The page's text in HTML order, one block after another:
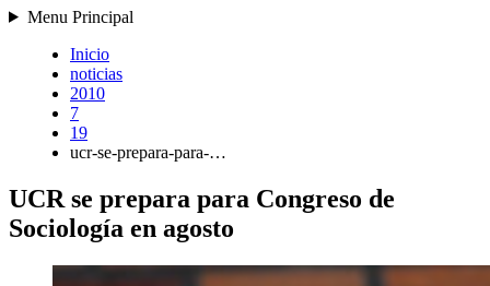
Menu Principal
Inicio
noticias
2010
7
19
ucr-se-prepara-para-…
UCR se prepara para Congreso de
Sociología en agosto